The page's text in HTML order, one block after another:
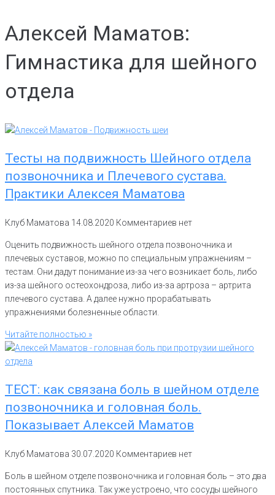
Алексей Маматов:
Гимнастика для шейного
отдела
Тесты на подвижность Шейного отдела
позвоночника и Плечевого сустава.
Практики Алексея Маматова
Клуб Маматова 14.08.2020 Комментариев нет
Оценить подвижность шейного отдела позвоночника и
плечевых суставов, можно по специальным упражнениям –
тестам. Они дадут понимание из-за чего возникает боль, либо
из-за шейного остеохондроза, либо из-за артроза – артрита
плечевого сустава. А далее нужно прорабатывать
упражнениями болезненные области.
Читайте полностью »
ТЕСТ: как связана боль в шейном отделе
позвоночника и головная боль.
Показывает Алексей Маматов
Клуб Маматова 30.07.2020 Комментариев нет
Боль в шейном отделе позвоночника и головная боль – это два
постоянных спутника. Так уже устроено, что сосуды шейного